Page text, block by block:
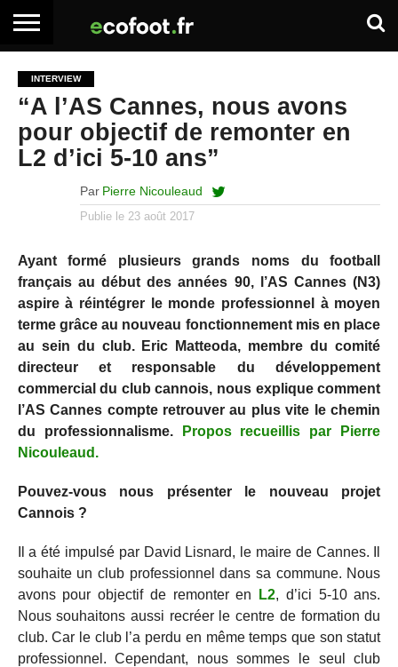
ARTICLES
PREMIUM
ADHÉSION
PREMIUM
SE
CONNECTER
EMPLOI
BOITE
À
OUTILS
INTERVIEW
“A l’AS Cannes, nous avons
pour objectif de remonter en
L2 d’ici 5-10 ans”
Par Pierre Nicouleaud
Publie le 23 août 2017
Ayant formé plusieurs grands noms du football
français au début des années 90, l’AS Cannes (N3)
aspire à réintégrer le monde professionnel à moyen
terme grâce au nouveau fonctionnement mis en place
au sein du club. Eric Matteoda, membre du comité
directeur et responsable du développement
commercial du club cannois, nous explique comment
l’AS Cannes compte retrouver au plus vite le chemin
du professionnalisme.
Propos recueillis par Pierre
Nicouleaud.
Pouvez-vous nous présenter le nouveau projet
Cannois ?
Il a été impulsé par David Lisnard, le maire de Cannes. Il
souhaite un club professionnel dans sa commune. Nous
avons pour objectif de remonter en
L2, d’ici 5-10 ans.
Nous souhaitons aussi recréer le centre de formation du
club. Car le club l’a perdu en même temps que son statut
professionnel. Cependant, nous sommes le seul club